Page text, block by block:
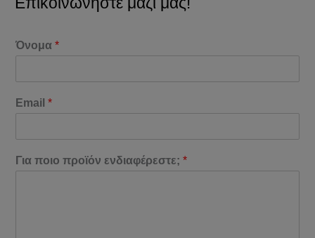
Όνομα*
Email*
Για ποιο προϊόν ενδιαφέρεστε;*